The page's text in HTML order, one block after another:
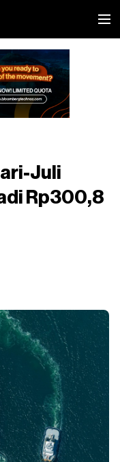
Juli
Rp300,8